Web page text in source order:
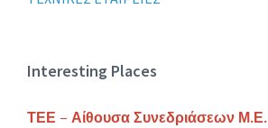
Interesting Places
ΤΕΕ – Αίθουσα Συνεδριάσεων Μ.Ε.